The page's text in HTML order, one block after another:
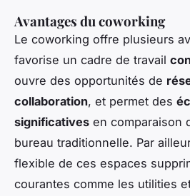
Avantages du coworking
Le coworking offre plusieurs
favorise un cadre de travail
ouvre des opportunités de
collaboration, et permet des
significatives en comparaison
bureau traditionnelle. Par
flexible de ces espaces
courantes comme les utilities